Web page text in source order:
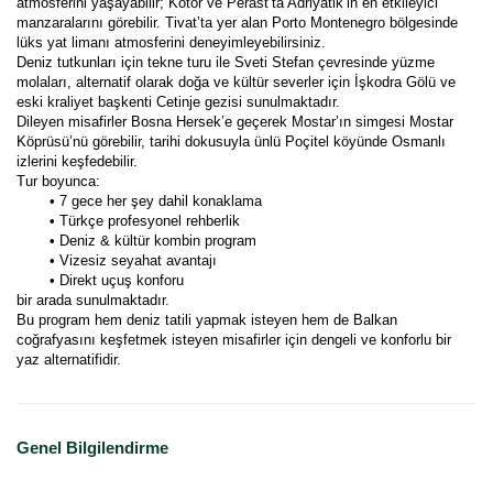
manzaralarını görebilir. Tivat’ta yer alan Porto Montenegro bölgesinde
lüks yat limanı atmosferini deneyimleyebilirsiniz.
Deniz tutkunları için tekne turu ile Sveti Stefan çevresinde yüzme
molaları, alternatif olarak doğa ve kültür severler için İşkodra Gölü ve
eski kraliyet başkenti Cetinje gezisi sunulmaktadır.
Dileyen misafirler Bosna Hersek’e geçerek Mostar’ın simgesi Mostar
Köprüsü’nü görebilir, tarihi dokusuyla ünlü Poçitel köyünde Osmanlı
izlerini keşfedebilir.
Tur boyunca:
7 gece her şey dahil konaklama
Türkçe profesyonel rehberlik
Deniz & kültür kombin program
Vizesiz seyahat avantajı
Direkt uçuş konforu
bir arada sunulmaktadır.
Bu program hem deniz tatili yapmak isteyen hem de Balkan
coğrafyasını keşfetmek isteyen misafirler için dengeli ve konforlu bir
yaz alternatifidir.
Genel Bilgilendirme